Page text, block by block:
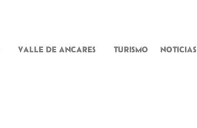
VALLE DE ANCARES TURISMO NOTICIAS